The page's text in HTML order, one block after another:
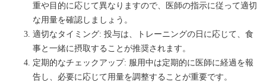
重や目的に応じて異なりますので、医師の指示に従って適切
な用量を確認しましょう。
適切なタイミング: 投与は、トレーニングの日に応じて、食
事と一緒に摂取することが推奨されます。
定期的なチェックアップ: 服用中は定期的に医師に経過を報
告し、必要に応じて用量を調整することが重要です。